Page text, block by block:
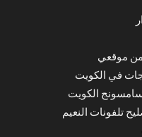
موقعي
في الكويت
الكويت
تلفونات النعيم